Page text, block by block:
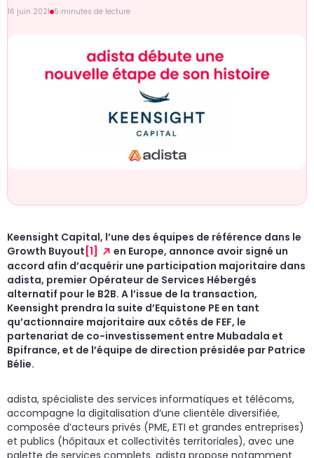
16 juin 2021 5 minutes de lecture
Keensight Capital, l’une des équipes de référence dans le
Growth Buyout [1]
en Europe, annonce avoir signé un
accord afin d’acquérir une participation majoritaire dans
adista, premier Opérateur de Services Hébergés
alternatif pour le B2B. A l’issue de la transaction,
Keensight prendra la suite d’Equistone PE en tant
qu’actionnaire majoritaire aux côtés de FEF, le
partenariat de co-investissement entre Mubadala et
Bpifrance, et de l’équipe de direction présidée par Patrice
Bélie.
adista, spécialiste des services informatiques et télécoms,
accompagne la digitalisation d’une clientèle diversifiée,
composée d’acteurs privés (PME, ETI et grandes entreprises)
et publics (hôpitaux et collectivités territoriales), avec une